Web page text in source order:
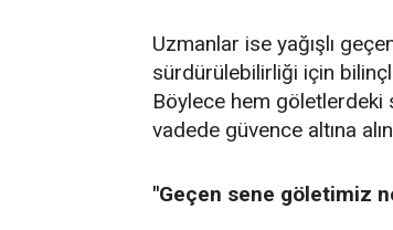
Uzmanlar ise yağışlı
sürdürülebilirliği için
Böylece hem göletlerdeki
vadede güvence altına
"Geçen sene göletimiz